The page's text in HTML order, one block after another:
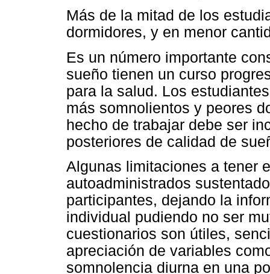
Más de la mitad de los
dormidores, y en menor
Es un número importante
sueño tienen un curso
para la salud. Los
más somnolientos y peores
hecho de trabajar debe ser
posteriores de calidad de
Algunas limitaciones a tener
autoadministrados
participantes, dejando la
individual pudiendo no ser
cuestionarios son útiles,
apreciación de variables
somnolencia diurna en una